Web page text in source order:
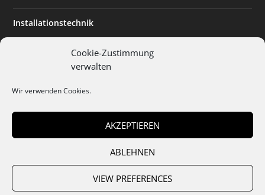
Cookie-Zustimmung
verwalten
Wir verwenden Cookies.
AKZEPTIEREN
ABLEHNEN
VIEW PREFERENCES
Installationstechnik
Planen & Bauen
Installateur des Monats
Mediadaten Cookies Datenschutz